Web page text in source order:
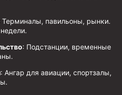
Терминалы, павильоны, рынки.
: Подстанции, временные
: Ангар для авиации, спортзалы,